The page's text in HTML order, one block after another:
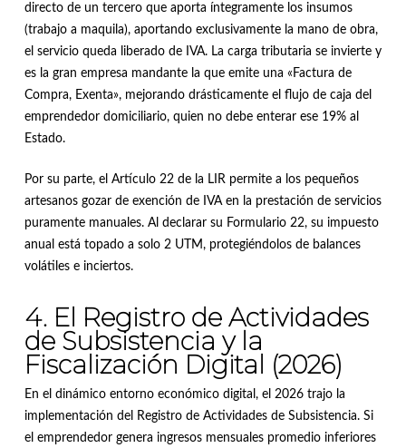
directo de un tercero que aporta íntegramente los insumos
(trabajo a maquila), aportando exclusivamente la mano de obra,
el servicio queda liberado de IVA. La carga tributaria se invierte y
es la gran empresa mandante la que emite una «Factura de
Compra, Exenta», mejorando drásticamente el flujo de caja del
emprendedor domiciliario, quien no debe enterar ese 19% al
Estado.
Por su parte, el Artículo 22 de la LIR permite a los pequeños
artesanos gozar de exención de IVA en la prestación de servicios
puramente manuales. Al declarar su Formulario 22, su impuesto
anual está topado a solo 2 UTM, protegiéndolos de balances
volátiles e inciertos.
4. El Registro de Actividades
de Subsistencia y la
Fiscalización Digital (2026)
En el dinámico entorno económico digital, el 2026 trajo la
implementación del Registro de Actividades de Subsistencia. Si
el emprendedor genera ingresos mensuales promedio inferiores